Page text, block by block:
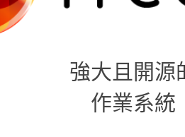
強大且開源
作業系統